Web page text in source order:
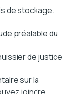
de stockage.
préalable du
de justice
sur la
joindre